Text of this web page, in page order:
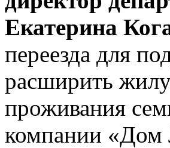
Екатерина
переезда для
расширить
проживания
компании «Дом